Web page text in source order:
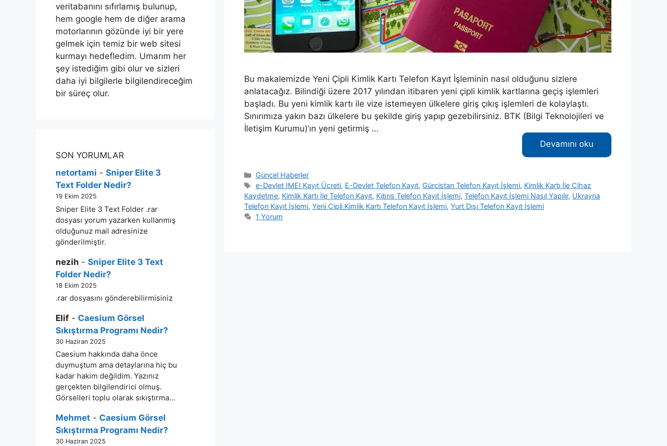
Bu makalemizde Yeni Çipli Kimlik Kartı Telefon Kayıt İşleminin nasıl olduğunu sizlere
anlatacağız. Bilindiği üzere 2017 yılından itibaren yeni çipli kimlik kartlarına geçiş işlemleri
başladı. Bu yeni kimlik kartı ile vize istemeyen ülkelere giriş çıkış işlemleri de kolaylaştı.
Sınırımıza yakın bazı ülkelere bu şekilde giriş yapıp gezebilirsiniz. BTK (Bilgi Teknolojileri ve
İletişim Kurumu)’ın yeni getirmiş …
Devamını oku
Kategoriler
Güncel Haberler
Etiketler
e-Devlet IMEI Kayıt Ücreti, E-Devlet Telefon Kayıt, Gürcistan Telefon Kayıt İşlemi, Kimlik Kartı İle Cihaz
Kaydetme, Kimlik Kartı İle Telefon Kayıt, Kıbrıs Telefon Kayıt İşlemi, Telefon Kayıt İşlemi Nasıl Yapılır, Ukrayna
Telefon Kayıt İşlemi, Yeni Çipli Kimlik Kartı Telefon Kayıt İşlemi, Yurt Dışı Telefon Kayıt İşlemi
1 Yorum
veritabanını sıfırlamış bulunup,
hem google hem de diğer arama
motorlarının gözünde iyi bir yere
gelmek için temiz bir web sitesi
kurmayı hedefledim. Umarım her
şey istediğim gibi olur ve sizleri
daha iyi bilgilerle bilgilendireceğim
bir süreç olur.
SON YORUMLAR
netortami - Sniper Elite 3
Text Folder Nedir?
19 Ekim 2025
Sniper Elite 3 Text Folder .rar
dosyası yorum yazarken kullanmış
olduğunuz mail adresinize
gönderilmiştir.
nezih - Sniper Elite 3 Text
Folder Nedir?
18 Ekim 2025
.rar dosyasını gönderebilirmisiniz
Elif - Caesium Görsel
Sıkıştırma Programı Nedir?
30 Haziran 2025
Caesium hakkında daha önce
duymuştum ama detaylarına hiç bu
kadar hakim değildim. Yazınız
gerçekten bilgilendirici olmuş.
Görselleri toplu olarak sıkıştırma…
Mehmet - Caesium Görsel
Sıkıştırma Programı Nedir?
30 Haziran 2025